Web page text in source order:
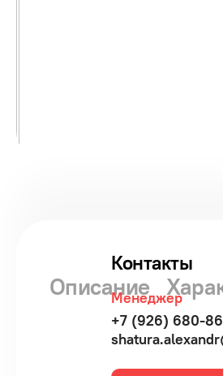
Описание
Контакты
Менеджер
+7 (926) 680-